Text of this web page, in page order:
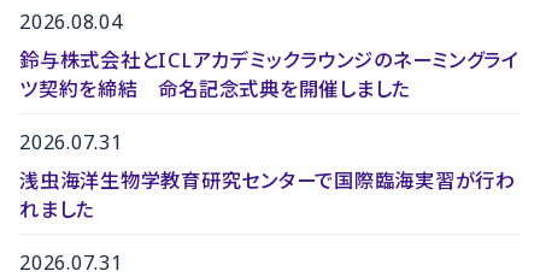
2026.08.04
鈴与株式会社とICLアカデミックラウンジのネーミングライ
ツ契約を締結 命名記念式典を開催しました
2026.07.31
浅虫海洋生物学教育研究センターで国際臨海実習が行わ
れました
2026.07.31